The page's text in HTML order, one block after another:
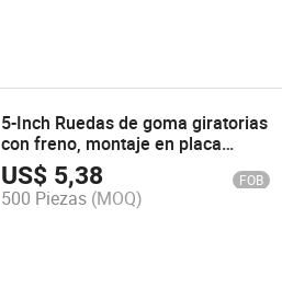
5-Inch Ruedas de goma giratorias
con freno, montaje en placa
giratoria para uso industrial,
soporte OEM
US$ 5,38 FOB
500 Piezas (MOQ)